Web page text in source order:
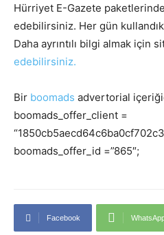
Hürriyet E-Gazete
edebilirsiniz. Her gün
Daha ayrıntılı bilgi almak için
edebilirsiniz.
Bir boomads advertorial
boomads_offer_client =
boomads_offer_id =”865″;
Facebook